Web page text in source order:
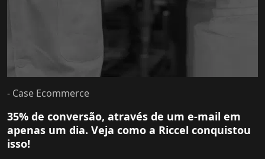
- Case Ecommerce
35% de conversão, através de um e-mail em
apenas um dia. Veja como a Riccel conquistou
isso!